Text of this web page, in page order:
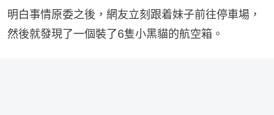
明白事情原委之後，網友立刻跟着妹子前往停車場，
然後就發現了一個裝了6隻小黑貓的航空箱。